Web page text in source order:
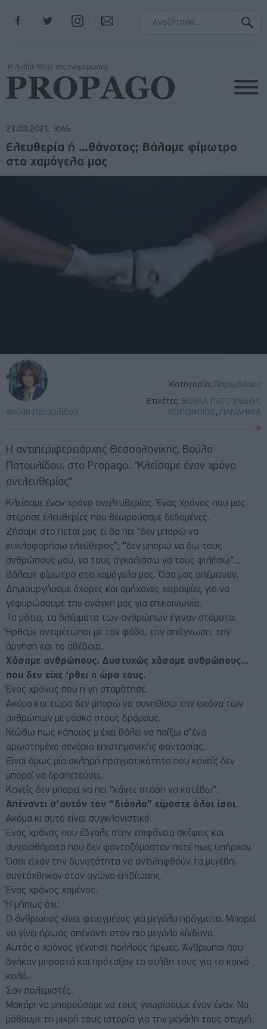
Instagram
21.03.2021, 9:46
Κατηγορία: Παρεμβάσεις
Ετικέτες: ΒΟΥΛΑ ΠΑΤΟΥΛΙΔΟΥ,
ΚΟΡΩΝΟΙΟΣ, ΠΑΝΔΗΜΙΑ
Βούλα Πατουλίδου
Ελευθερία ή …θάνατος; Βάλαμε φίμωτρο
στα χαμόγελα μας
Η αντιπεριφερειάρχης Θεσσαλονίκης, Βούλα
Πατουλίδου, στο Propago. "Κλείσαμε έναν χρόνο
ανελευθερίας"
Κλείσαμε έναν χρόνο ανελευθερίας. Ένας χρόνος που μας
στέρησε ελευθερίες που θεωρούσαμε δεδομένες.
Ζήσαμε στο πετσί μας τι θα πει “δεν μπορώ να
κυκλοφορήσω ελεύθερος”, “δεν μπορώ να δω τους
ανθρώπους μου, να τους αγκαλιάσω να τους φιλήσω”…
Βάλαμε φίμωτρο στα χαμόγελα μας. Όσα μας απέμειναν.
Δημιουργήσαμε άχαρες και αμήχανες χειραψίες για να
γεφυρώσουμε την ανάγκη μας για επικοινωνία.
Τα μάτια, τα βλέμματα των ανθρώπων έγιναν στόματα.
Ήρθαμε αντιμέτωποι με τον φόβο, την απόγνωση, την
άρνηση και το αβέβαιο.
Χάσαμε ανθρώπους. Δυστυχώς χάσαμε ανθρώπους…
που δεν είχε ‘ρθει η ώρα τους.
Ένας χρόνος που η γη σταμάτησε.
Ακόμα και τώρα δεν μπορώ να συνηθίσω την εικόνα των
ανθρώπων με μάσκα στους δρόμους.
Νιώθω πως κάποιος μ έχει βάλει να παίξω σ’ένα
αρωστημένο σενάριο επιστημονικής φαντασίας.
Είναι όμως μία σκληρή πραγματικότητα που κανείς δεν
μπορεί να δραπετεύσει.
Κανείς δεν μπορεί να πει “κάντε στάση να κατέβω”.
Απέναντι σ’αυτόν τον “διάολο” είμαστε όλοι ίσοι.
Ακόμα κι αυτό είναι συγκλονιστικό.
Ένας χρόνος που έβγαλε στην επιφάνεια σκέψεις και
συναισθήματα που δεν φανταζόμασταν ποτέ πως υπήρχαν.
Όσοι είχαν την δυνατότητα να αντιληφθούν τα μεγέθη,
συντάχθηκαν στον αγώνα επιβίωσης.
Ένας χρόνος χαμένος.
Ή μήπως όχι;
Ο άνθρωπος είναι φτιαγμένος για μεγάλα πράγματα. Μπορεί
να γίνει ήρωας απέναντι στον πιο μεγάλο κίνδυνο.
Αυτός ο χρόνος γέννησε πολλούς ήρωες. Άνθρωποι που
βγήκαν μπροστά και πρόταξαν τα στήθη τους για το κοινό
καλό.
Σαν πολεμιστές.
Μακάρι να μπορούσαμε να τους γνωρίσουμε έναν έναν. Να
μάθουμε τη μικρή τους ιστορία για την μεγάλη τους στιγμή.